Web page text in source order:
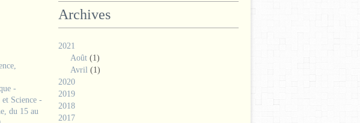
Archives
2021
Août (1)
Avril (1)
2020
2019
2018
2017